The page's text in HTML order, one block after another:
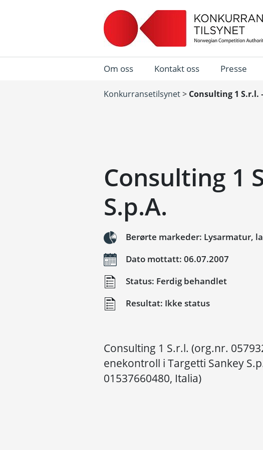
Om oss Kontakt oss Presse
Konkurransetilsynet> Consulting 1 S.r.l.
Consulting 1
S.p.A.
Berørte markeder: Lysarmatur,
Dato mottatt: 06.07.2007
Status: Ferdig behandlet
Resultat: Ikke status
Consulting 1 S.r.l. (org.nr.
enekontroll i Targetti Sankey
01537660480, Italia)